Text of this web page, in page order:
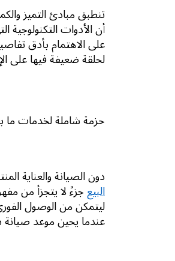
تنطبق مبادئ التميز
أن الأدوات
على الاهتمام بأدق
لحلقة ضعيفة فيها على
حزمة شاملة لخدمات ما
دون الصيانة والعناية
البيعجزءً لا يتجزأ من
ليتمكن من الوصول
عندما يحين موعد